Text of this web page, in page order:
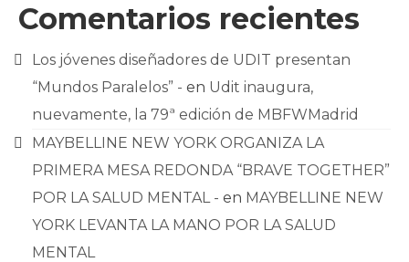
Comentarios recientes
Los jóvenes diseñadores de UDIT presentan
“Mundos Paralelos” - en Udit inaugura,
nuevamente, la 79ª edición de MBFWMadrid
MAYBELLINE NEW YORK ORGANIZA LA
PRIMERA MESA REDONDA “BRAVE TOGETHER”
POR LA SALUD MENTAL - en MAYBELLINE NEW
YORK LEVANTA LA MANO POR LA SALUD
MENTAL